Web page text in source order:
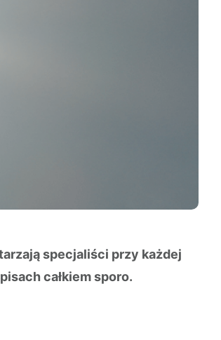
specjaliści przy każdej
całkiem sporo.